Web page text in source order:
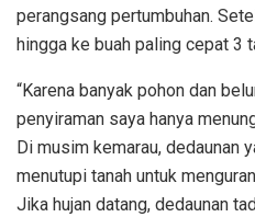
perangsang pertumbuhan.
hingga ke buah paling cepat 3
“Karena banyak pohon dan
penyiraman saya hanya
Di musim kemarau, dedaunan
menutupi tanah untuk
Jika hujan datang, dedaunan